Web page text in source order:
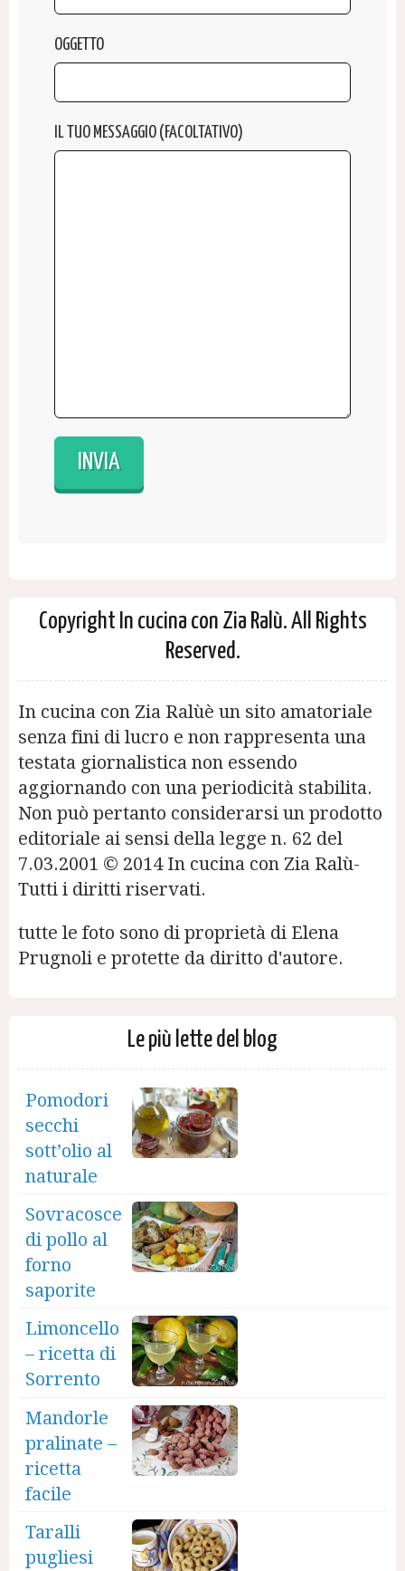
OGGETTO
IL TUO MESSAGGIO (FACOLTATIVO)
Copyright In cucina con Zia Ralù. All Rights
Reserved.
In cucina con Zia Ralùè un sito amatoriale
senza fini di lucro e non rappresenta una
testata giornalistica non essendo
aggiornando con una periodicità stabilita.
Non può pertanto considerarsi un prodotto
editoriale ai sensi della legge n. 62 del
7.03.2001 © 2014 In cucina con Zia Ralù-
Tutti i diritti riservati.
tutte le foto sono di proprietà di Elena
Prugnoli e protette da diritto d'autore.
Le più lette del blog
Pomodori
secchi
sott’olio al
naturale
Sovracosce
di pollo al
forno
saporite
Limoncello
– ricetta di
Sorrento
Mandorle
pralinate –
ricetta
facile
Taralli
pugliesi